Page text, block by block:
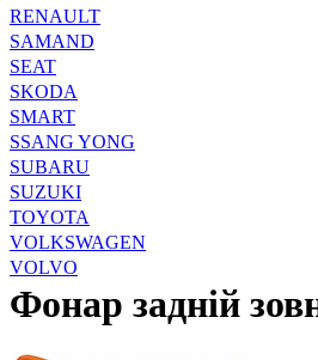
RENAULT
SAMAND
SEAT
SKODA
SMART
SSANG YONG
SUBARU
SUZUKI
TOYOTA
VOLKSWAGEN
VOLVO
Фонар задній